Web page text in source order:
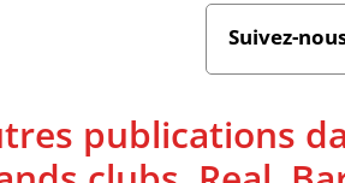
Suivez-
publications